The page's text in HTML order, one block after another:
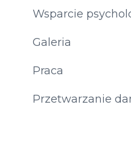
Wsparcie
Galeria
Praca
Przetwarzanie